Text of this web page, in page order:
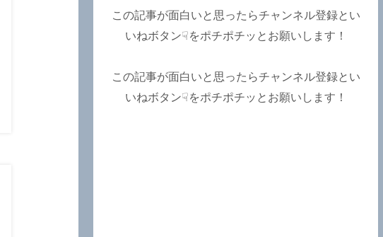
この記事が面白いと思ったらチャンネル登録とい
いねボタン☟をポチポチッとお願いします！
この記事が面白いと思ったらチャンネル登録とい
いねボタン☟をポチポチッとお願いします！